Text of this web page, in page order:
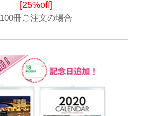
[25%off]
100冊ご注文の場合